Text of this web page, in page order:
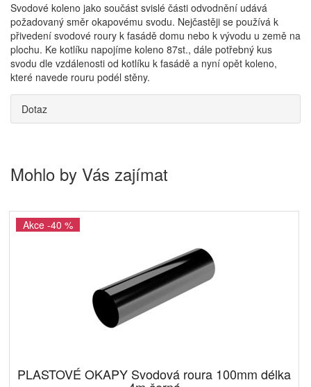
Svodové koleno jako součást svislé části odvodnění udává
požadovaný směr okapovému svodu. Nejčastěji se používá k
přivedení svodové roury k fasádě domu nebo k vývodu u země na
plochu. Ke kotlíku napojíme koleno 87st., dále potřebný kus
svodu dle vzdálenosti od kotlíku k fasádě a nyní opět koleno,
které navede rouru podél stěny.
Dotaz
Mohlo by Vás zajímat
Akce -40 %
PLASTOVÉ OKAPY Svodová roura 100mm délka